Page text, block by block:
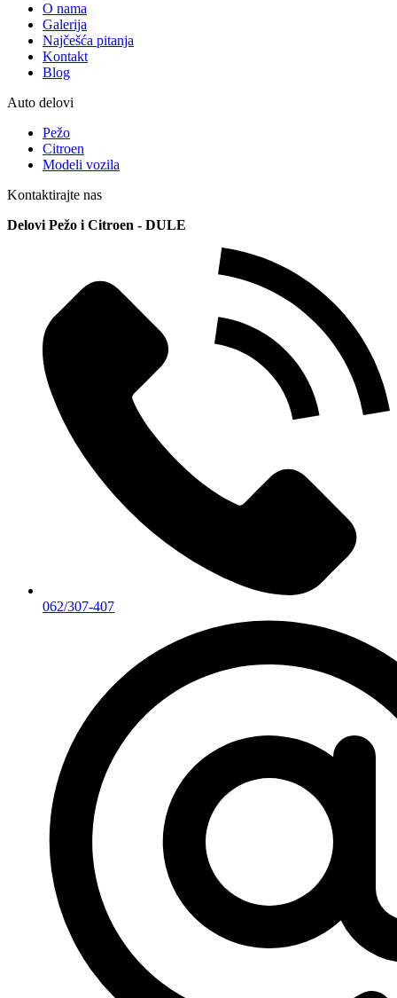
O nama
Galerija
Najčešća pitanja
Kontakt
Blog
Auto delovi
Pežo
Citroen
Modeli vozila
Kontaktirajte nas
Delovi Pežo i Citroen - DULE
062/307-407